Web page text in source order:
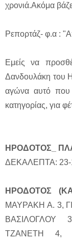
χρονιά.Ακόμα
Ρεπορτάζ- φ.α :
Εμείς να
Δανδουλάκη του
αγώνα αυτό που
κατηγορίας, για
ΗΡΟΔΟΤΟΣ_
ΔΕΚΑΛΕΠΤΑ: 23-
ΗΡΟΔΟΤΟΣ
ΜΑΥΡΑΚΗ Α. 3,
ΒΑΣΙΛΟΓΛΟΥ
ΤΖΑΝΕΤΗ 4,